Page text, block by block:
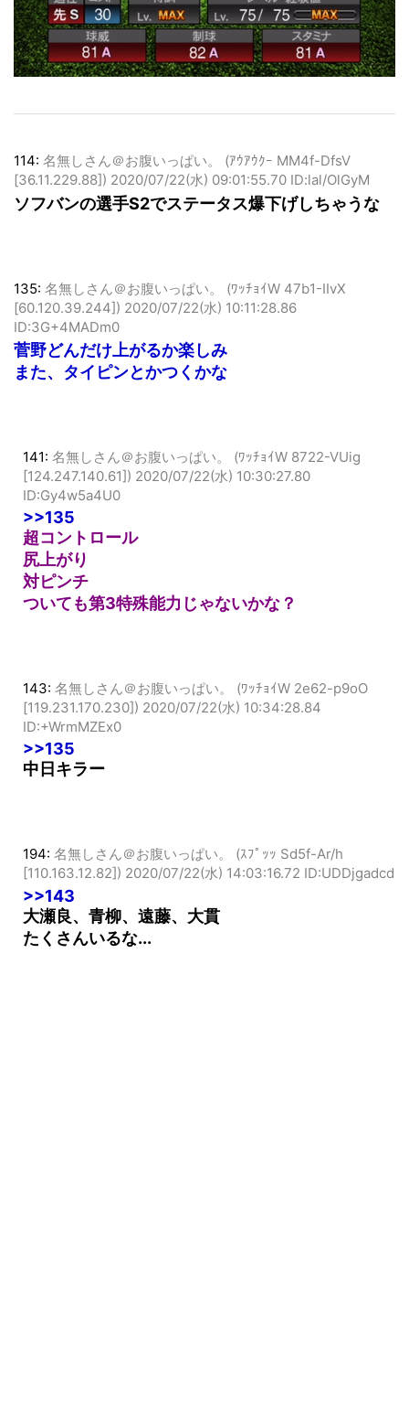
114:名無しさん＠お腹いっぱい。 (ｱｳｱｳｸｰ MM4f-DfsV
[36.11.229.88]) 2020/07/22(水) 09:01:55.70 ID:lal/OlGyM
135:名無しさん＠お腹いっぱい。 (ﾜｯﾁｮｲW 47b1-IIvX
[60.120.39.244])
ID:3G+4MADm0
菅野どんだけ上がるか楽しみ
141:名無しさん＠お腹いっぱい。 (ﾜｯﾁｮｲW 8722-VUig
[124.247.140.61])
ID:Gy4w5a4U0
>>135
超コントロール
尻上がり
対ピンチ
143:名無しさん＠お腹いっぱい。 (ﾜｯﾁｮｲW 2e62-p9oO
[119.231.170.230])
ID:+WrmMZEx0
>>135
194:名無しさん＠お腹いっぱい。 (ｽﾌﾟｯｯ Sd5f-Ar/h
[110.163.12.82])
>>143
大瀬良、青柳、遠藤、大貫